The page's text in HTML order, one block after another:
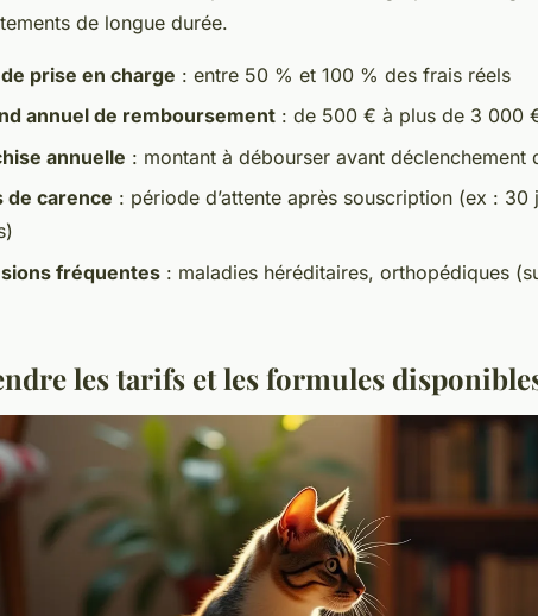
de longue durée.
prise en charge : entre 50 % et 100 % des frais réels
annuel de remboursement : de 500 € à plus de 3 000
annuelle : montant à débourser avant déclenchement
de carence : période d’attente après souscription (ex : 30
fréquentes : maladies héréditaires, orthopédiques
les tarifs et les formules